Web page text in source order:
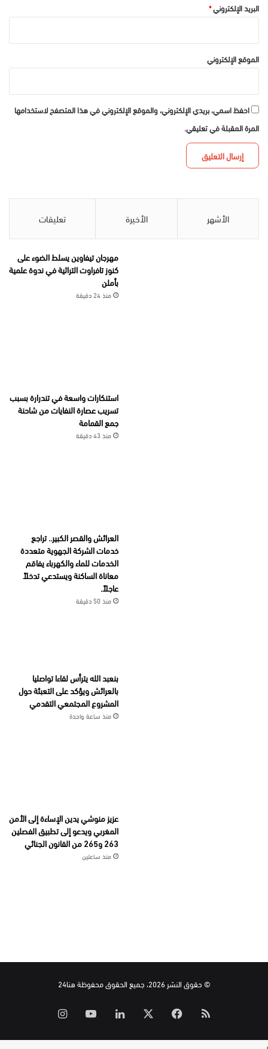
البريد الإلكتروني*
الموقع الإلكتروني
احفظ اسمي، بريدي الإلكتروني، والموقع الإلكتروني في هذا المتصفح لاستخدامها
المرة المقبلة في تعليقي.
الأشهر الأخيرة تعليقات
مهرجان تيفاوين يسلط الضوء على
كنوز تافراوت التراثية في ندوة علمية
بأملن
منذ 24 دقيقة
استنكارات واسعة في تندرارة بسبب
تسريب عصارة النفايات من شاحنة
جمع القمامة
منذ 43 دقيقة
العرائش والقصر الكبير.. تراجع
خدمات الشركة الجهوية متعددة
الخدمات للماء والكهرباء يفاقم
معاناة الساكنة ويستدعي تدخلاً
عاجلاً.
منذ 50 دقيقة
بنعبد الله يترأس لقاءا تواصليا
بالعرائش ويؤكد على التعبئة حول
المشروع المجتمعي التقدمي
منذ ساعة واحدة
عزيز منوشي يدين الإساءة إلى الأمن
المغربي ويدعو إلى تطبيق الفصلين
263 و265 من القانون الجنائي
منذ ساعتين
© حقوق النشر 2026، جميع الحقوق محفوظة هنا24
ملخص
الموقع
فيسبوك لينكدإن ‫YouTube
ر